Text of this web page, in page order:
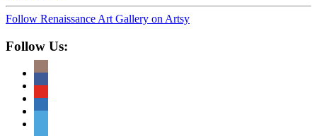
Follow Renaissance Art Gallery on Artsy
Follow Us: